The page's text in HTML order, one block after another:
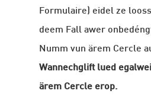
Formulaire) eidel ze
deem Fall awer
Numm vun ärem Cercle
Wannechglift lued
ärem Cercle erop.